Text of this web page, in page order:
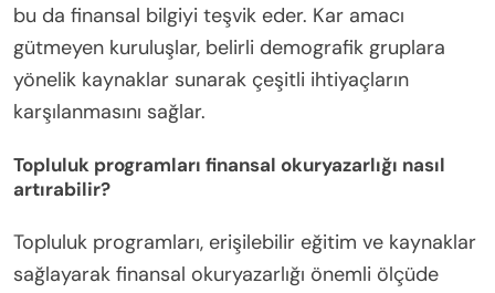
bu da finansal bilgiyi teşvik eder. Kar amacı
gütmeyen kuruluşlar, belirli demografik gruplara
yönelik kaynaklar sunarak çeşitli ihtiyaçların
karşılanmasını sağlar.
Topluluk programları finansal okuryazarlığı nasıl
artırabilir?
Topluluk programları, erişilebilir eğitim ve kaynaklar
sağlayarak finansal okuryazarlığı önemli ölçüde